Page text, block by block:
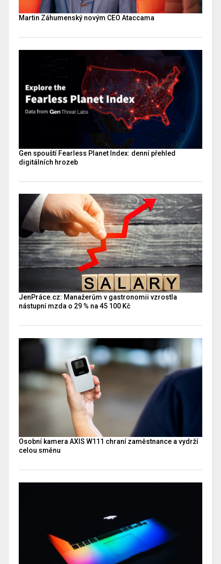
Martin Záhumenský novým CEO Ataccama
Gen spouští Fearless Planet Index: denní přehled
digitálních hrozeb
JenPráce.cz: Manažerům v gastronomii vzrostla
nástupní mzda o 29 % na 45 100 Kč
Osobní kamera AXIS W111 chraní zaměstnance a vydrží
celou směnu